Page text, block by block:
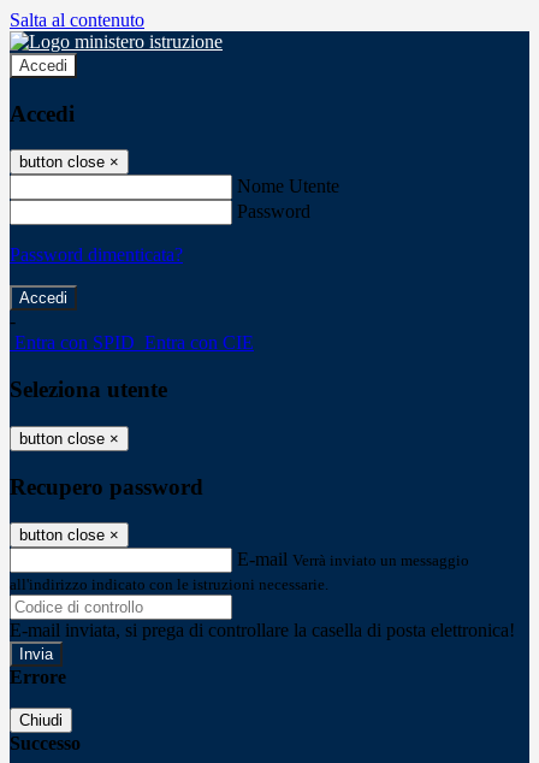
Salta al contenuto
Accedi
Accedi
button close ×
Nome Utente
Password
Password dimenticata?
-
Entra con SPID Entra con CIE
Seleziona utente
button close ×
Recupero password
button close ×
E-mail Verrà inviato un messaggio
all'indirizzo indicato con le istruzioni necessarie.
E-mail inviata, si prega di controllare la casella di posta elettronica!
Errore
Chiudi
Successo